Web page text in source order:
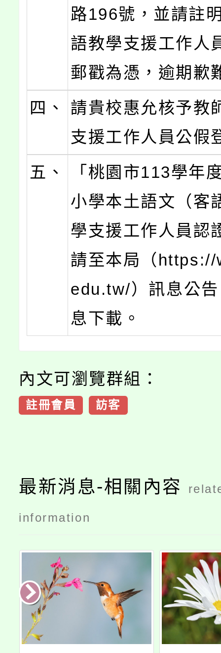
路196號，並請註
語教學支援工作人
郵戳為憑，逾期歉
四、
請貴校惠允核予教
支援工作人員公假
五、
「桃園市113學年
小學本土語文（客
學支援工作人員認
請至本局（
edu.tw/）訊息公
息下載。
內文可瀏覽群組：
註冊會員 訪客
最新消息-相關內容
information